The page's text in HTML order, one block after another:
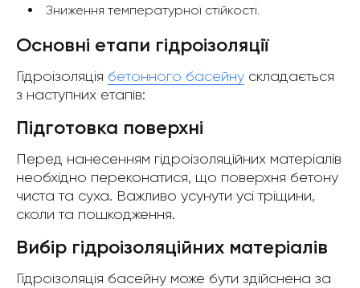
Зниження температурної стійкості.
Основні етапи гідроізоляції
Гідроізоляція бетонного басейну складається
з наступних етапів:
Підготовка поверхні
Перед нанесенням гідроізоляційних матеріалів
необхідно переконатися, що поверхня бетону
чиста та суха. Важливо усунути усі тріщини,
сколи та пошкодження.
Вибір гідроізоляційних матеріалів
Гідроізоляція басейну може бути здійснена за